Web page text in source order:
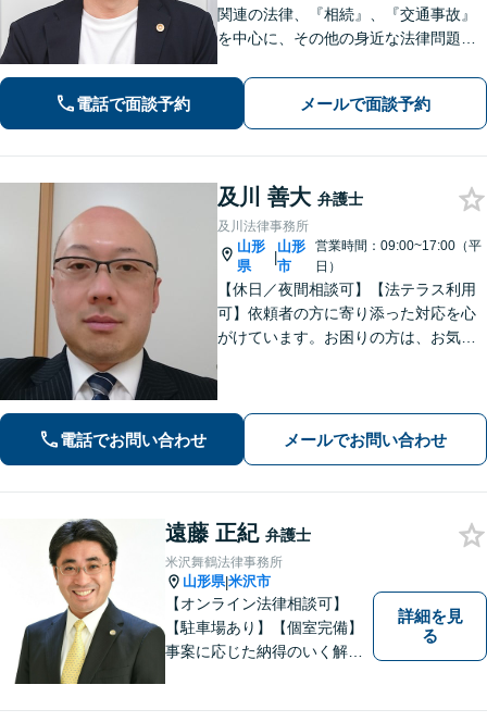
関連の法律、『相続』、『交通事故』
を中心に、その他の身近な法律問題も
ず、まずはお気軽にご相談ください
【オンライン相談可能】【完全個室】
【駐車場あり】【山形駅11分】
電話で面談予約 メールで面談予約
及川 善大 弁護士
及川法律事務所
山形
県
|
山形
市
営業時間：09:00~17:00（平
日）
【休日／夜間相談可】【法テラス利用
可】依頼者の方に寄り添った対応を心
がけています。お困りの方は、お気軽
電話でお問い合わせ メールでお問い合わせ
遠藤 正紀 弁護士
米沢舞鶴法律事務所
山形県|米沢市
【オンライン法律相談可】
【駐車場あり】【個室完備】
事案に応じた納得のいく解決
詳細を見
る